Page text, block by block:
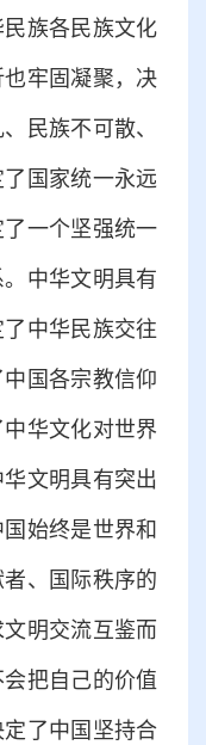
族各民族文化
牢固凝聚，决
民族不可散、
国家统一永远
一个坚强统一
中华文明具有
中华民族交往
国各宗教信仰
华文化对世界
文明具有突出
始终是世界和
、国际秩序的
明交流互鉴而
把自己的价值
了中国坚持合